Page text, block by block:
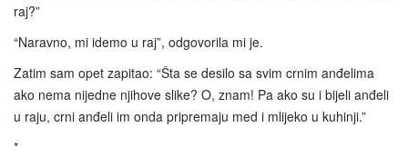
raj?”
“Naravno, mi idemo u raj”, odgovorila mi je.
Zatim sam opet zapitao: “Šta se desilo sa svim crnim anđelima
ako nema nijedne njihove slike? O, znam! Pa ako su i bijeli anđeli
u raju, crni anđeli im onda pripremaju med i mlijeko u kuhinji.”
*